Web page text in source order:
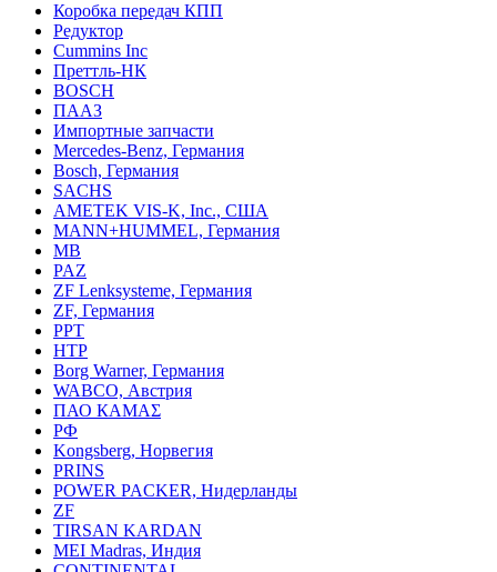
Коробка передач КПП
Редуктор
Cummins Inc
Преттль-НК
BOSCH
ПААЗ
Импортные запчасти
Mercedes-Benz, Германия
Bosch, Германия
SACHS
AMETEK VIS-K, Inc., США
MANN+HUMMEL, Германия
MB
PAZ
ZF Lenksysteme, Германия
ZF, Германия
PPT
HTP
Borg Warner, Германия
WABCO, Австрия
ПАО КАМАΣ
РФ
Kongsberg, Норвегия
PRINS
POWER PACKER, Нидерланды
ZF
TIRSAN KARDAN
MEI Madras, Индия